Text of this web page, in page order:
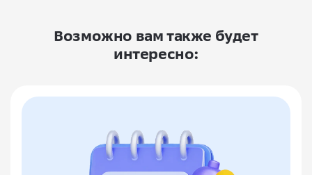
Возможно вам также будет
интересно: